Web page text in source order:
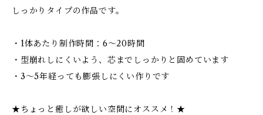
しっかりタイプの作品です。
・1体あたり制作時間：6～20時間
・型崩れしにくいよう、芯までしっかりと固めています
・3～5年経っても膨張しにくい作りです
★ちょっと癒しが欲しい空間にオススメ！★